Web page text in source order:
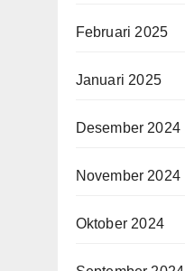
Februari 2025
Januari 2025
Desember 2024
November 2024
Oktober 2024